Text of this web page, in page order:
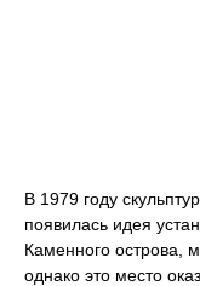
В 1979 году
появилась идея
Каменного острова,
однако это место